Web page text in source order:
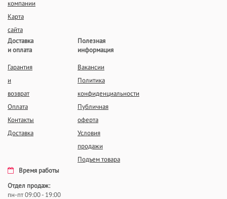
компании
Карта
сайта
Доставка
и оплата
Гарантия
и
возврат
Оплата
Контакты
Доставка
Полезная
информация
Вакансии
Политика
конфиденциальности
Публичная
оферта
Условия
продажи
Подъем товара
Время работы
Отдел продаж:
пн-пт 09:00 - 19:00